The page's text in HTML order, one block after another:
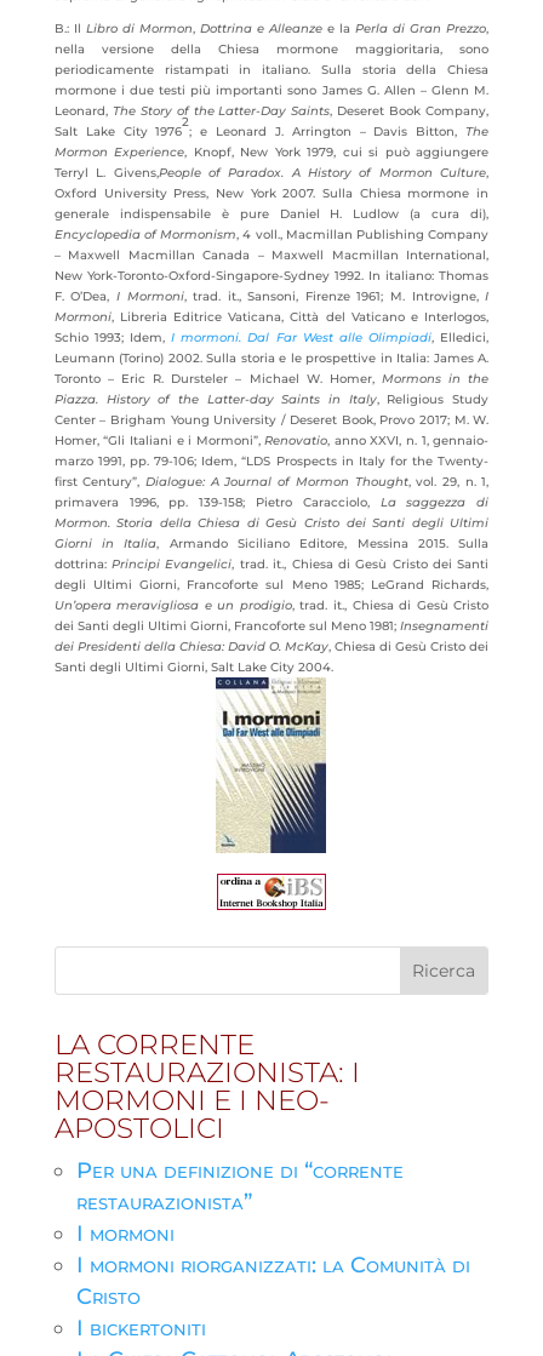
B.: Il Libro di Mormon, Dottrina e Alleanze e laPerla di Gran Prezzo,
nella versione della Chiesa mormone maggioritaria, sono
periodicamente ristampati in italiano. Sulla storia della Chiesa
mormone i due testi più importanti sono James G. Allen – Glenn M.
Leonard, The Story of the Latter-Day Saints, Deseret Book Company,
Salt Lake City 1976
2
; e Leonard J. Arrington – Davis Bitton,The
Mormon Experience, Knopf, New York 1979, cui si può aggiungere
Terryl L. Givens,People of Paradox. A History of Mormon Culture,
Oxford University Press, New York 2007. Sulla Chiesa mormone in
generale indispensabile è pure Daniel H. Ludlow (a cura di),
Encyclopedia of Mormonism, 4 voll., Macmillan Publishing Company
– Maxwell Macmillan Canada – Maxwell Macmillan International,
New York-Toronto-Oxford-Singapore-Sydney 1992. In italiano: Thomas
F. O’Dea, I Mormoni, trad. it., Sansoni, Firenze 1961; M. Introvigne,I
Mormoni, Libreria Editrice Vaticana, Città del Vaticano e Interlogos,
Schio 1993; Idem,I mormoni. Dal Far West alle Olimpiadi, Elledici,
Leumann (Torino) 2002. Sulla storia e le prospettive in Italia: James A.
Toronto – Eric R. Dursteler – Michael W. Homer, Mormons in the
Piazza. History of the Latter-day Saints in Italy, Religious Study
Center – Brigham Young University / Deseret Book, Provo 2017; M. W.
Homer, “Gli Italiani e i Mormoni”,Renovatio, anno XXVI, n. 1, gennaio-
marzo 1991, pp. 79-106; Idem, “LDS Prospects in Italy for the Twenty-
first Century”,Dialogue: A Journal of Mormon Thought, vol. 29, n. 1,
primavera 1996, pp. 139-158; Pietro Caracciolo, La saggezza di
Mormon. Storia della Chiesa di Gesù Cristo dei Santi degli Ultimi
Giorni in Italia, Armando Siciliano Editore, Messina 2015. Sulla
dottrina:Principi Evangelici, trad. it., Chiesa di Gesù Cristo dei Santi
degli Ultimi Giorni, Francoforte sul Meno 1985; LeGrand Richards,
Un’opera meravigliosa e un prodigio, trad. it., Chiesa di Gesù Cristo
dei Santi degli Ultimi Giorni, Francoforte sul Meno 1981;Insegnamenti
dei Presidenti della Chiesa: David O. McKay, Chiesa di Gesù Cristo dei
Santi degli Ultimi Giorni, Salt Lake City 2004.
LA CORRENTE
RESTAURAZIONISTA: I
MORMONI E I NEO-
APOSTOLICI
Per una definizione di “corrente
restaurazionista”
I mormoni
I mormoni riorganizzati: la Comunità di
Cristo
I bickertoniti